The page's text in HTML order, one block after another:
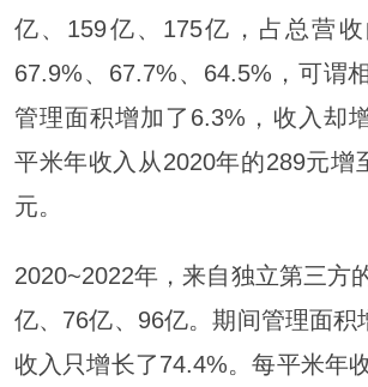
亿、159亿、175亿，占总营
67.9%、67.7%、64.5%，可谓
管理面积增加了6.3%，收入却
平米年收入从2020年的289元增
元。
2020~2022年，来自独立第三方
亿、76亿、96亿。期间管理面积
收入只增长了74.4%。每平米年